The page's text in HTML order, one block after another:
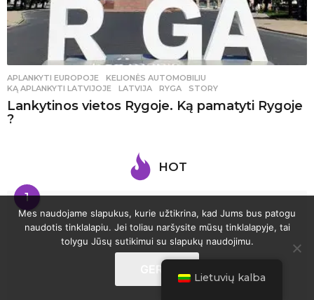
APLANKYTI EUROPOJE ,KELIONĖS AUTOMOBILIU
KĄ APLANKYTI LATVIJOJE
,LATVIJA ,RYGA ,STORY
Lankytinos vietos Rygoje. Ką pamatyti Rygoje
?
HOT
1
Lietuvių kalba
Mes naudojame slapukus, kurie užtikrina, kad Jums bus patogu
naudotis tinklalapiu. Jei toliau naršysite mūsų tinklalapyje, tai
tolygu Jūsų sutikimui su slapukų naudojimu.